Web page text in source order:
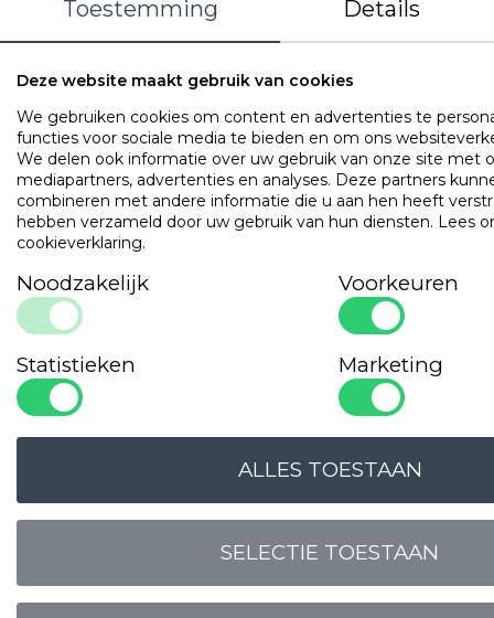
LOGIN VOOR PRIJS
garanties
EN DESKUNDIG
Toestemming Details
Deze website maakt gebruik van cookies
We gebruiken cookies om content en advertenties te
functies voor sociale media te bieden en om ons
We delen ook informatie over uw gebruik van onze site met
mediapartners, advertenties en analyses. Deze partners
combineren met andere informatie die u aan hen heeft
hebben verzameld door uw gebruik van hun diensten. Lees
cookieverklaring.
Noodzakelijk Voorkeuren
Statistieken Marketing
SELECTIE TOESTAAN
ALLES TOESTAAN